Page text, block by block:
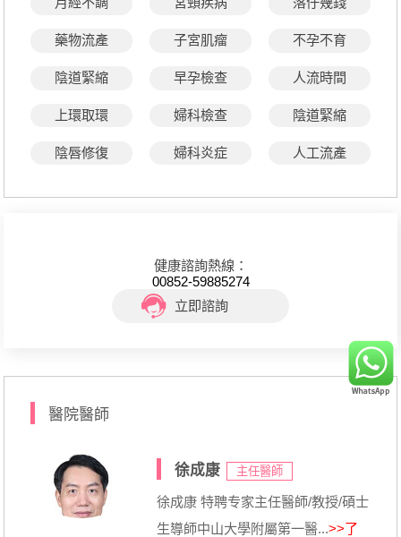
藥物流產 子宮肌瘤 不孕不育
陰道緊縮 早孕檢查 人流時間
上環取環 婦科檢查 陰道緊縮
陰唇修復 婦科炎症 人工流產
健康諮詢熱線：
00852-59885274
立即諮詢
醫院醫師
徐成康 主任醫師
徐成康 特聘专家主任醫師/教授/碩士
生導師中山大學附屬第一醫...>>了